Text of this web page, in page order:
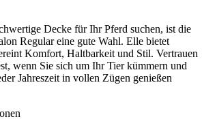
Decke für Ihr Pferd suchen, ist die
Regular eine gute Wahl. Elle bietet
Komfort, Haltbarkeit und Stil. Vertrauen
wenn Sie sich um Ihr Tier kümmern und
Jahreszeit in vollen Zügen genießen